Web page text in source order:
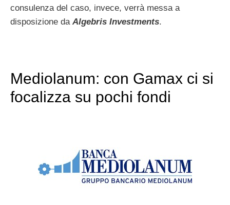
consulenza del caso, invece, verrà messa a
disposizione da Algebris Investments.
Mediolanum: con Gamax ci si
focalizza su pochi fondi